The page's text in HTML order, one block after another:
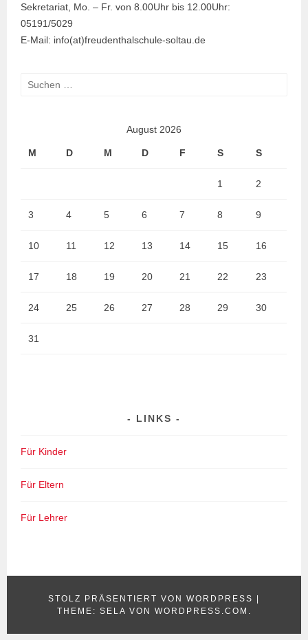
Sekretariat, Mo. – Fr. von 8.00Uhr bis 12.00Uhr:
05191/5029
E-Mail: info(at)freudenthalschule-soltau.de
Suchen
August 2026
M D M D F S S
1 2
3 4 5 6 7 8 9
10 11 12 13 14 15 16
17 18 19 20 21 22 23
24 25 26 27 28 29 30
31
LINKS
Für Kinder
Für Eltern
Für Lehrer
STOLZ PRÄSENTIERT VON WORDPRESS
THEME: SELA VON WORDPRESS.COM .